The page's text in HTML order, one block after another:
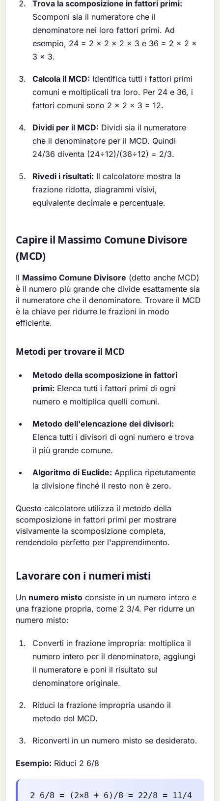
Trova la scomposizione in fattori primi:
Scomponi sia il numeratore che il
denominatore nei loro fattori primi. Ad
esempio, 24 = 2 × 2 × 2 × 3 e 36 = 2 × 2 ×
3 × 3.
Calcola il MCD: Identifica tutti i fattori primi
comuni e moltiplicali tra loro. Per 24 e 36, i
fattori comuni sono 2 × 2 × 3 = 12.
Dividi per il MCD: Dividi sia il numeratore
che il denominatore per il MCD. Quindi
24/36 diventa (24÷12)/(36÷12) = 2/3.
Rivedi i risultati: Il calcolatore mostra la
frazione ridotta, diagrammi visivi,
equivalente decimale e percentuale.
Capire il Massimo Comune Divisore
(MCD)
Il Massimo Comune Divisore (detto anche MCD)
è il numero più grande che divide esattamente sia
il numeratore che il denominatore. Trovare il MCD
è la chiave per ridurre le frazioni in modo
efficiente.
Metodi per trovare il MCD
Metodo della scomposizione in fattori
primi: Elenca tutti i fattori primi di ogni
numero e moltiplica quelli comuni.
Metodo dell'elencazione dei divisori:
Elenca tutti i divisori di ogni numero e trova
il più grande comune.
Algoritmo di Euclide: Applica ripetutamente
la divisione finché il resto non è zero.
Questo calcolatore utilizza il metodo della
scomposizione in fattori primi per mostrare
visivamente la scomposizione completa,
rendendolo perfetto per l'apprendimento.
Lavorare con i numeri misti
Un numero misto consiste in un numero intero e
una frazione propria, come 2 3/4. Per ridurre un
numero misto:
Converti in frazione impropria: moltiplica il
numero intero per il denominatore, aggiungi
il numeratore e poni il risultato sul
denominatore originale.
Riduci la frazione impropria usando il
metodo del MCD.
Riconverti in un numero misto se desiderato.
Esempio: Riduci 2 6/8
2 6/8 = (2×8 + 6)/8 = 22/8 = 11/4